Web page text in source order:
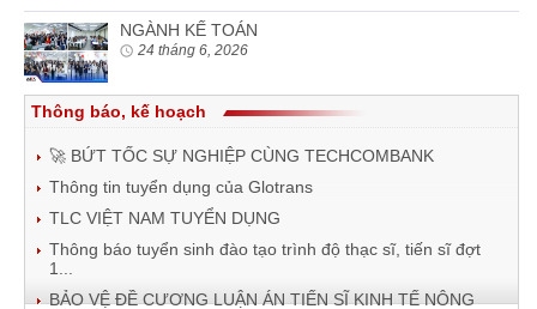
NGÀNH KẾ TOÁN
24 tháng 6, 2026
Thông báo, kế hoạch
🚀 BỨT TỐC SỰ NGHIỆP CÙNG TECHCOMBANK
Thông tin tuyển dụng của Glotrans
TLC VIỆT NAM TUYỂN DỤNG
Thông báo tuyển sinh đào tạo trình độ thạc sĩ, tiến sĩ đợt
1...
BẢO VỆ ĐỀ CƯƠNG LUẬN ÁN TIẾN SĨ KINH TẾ NÔNG